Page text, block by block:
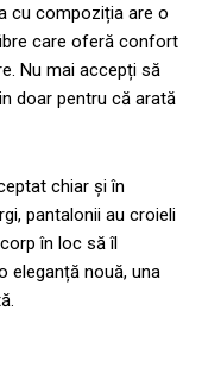
cu compoziția are o
care oferă confort
Nu mai accepți să
doar pentru că arată
chiar și în
pantalonii au croieli
în loc să îl
eleganță nouă, una